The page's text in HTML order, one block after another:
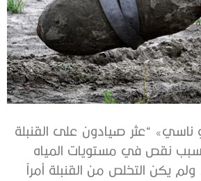
ناسي» “عثر صيادون على القنبلة
نقص في مستويات المياه
يكن التخلص من القنبلة أمراً